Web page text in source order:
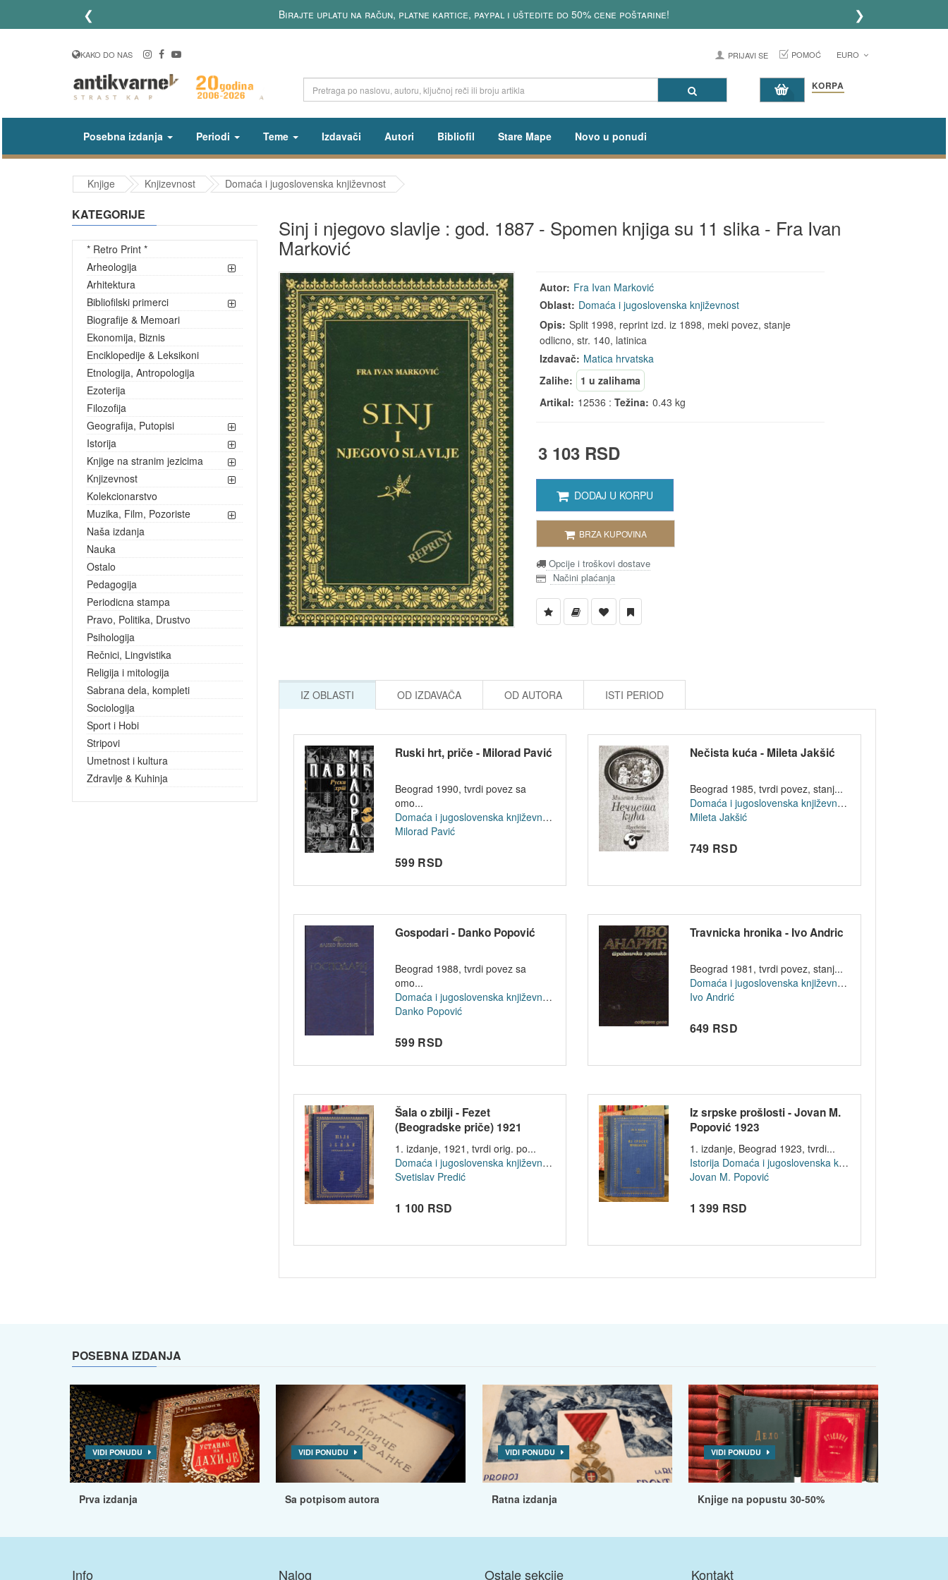
❮ Birajte uplatu na račun, platne kartice, paypal i uštedite do 50% cene poštarine! ❯
KAKO DO NAS PRIJAVI SE POMOĆ EURO
KORPA
Posebna izdanja Periodi Teme Izdavači Autori Bibliofil Stare Mape Novo u ponudi
Knjige Knjizevnost Domaća i jugoslovenska književnost
KATEGORIJE
* Retro Print *
Arheologija
Arhitektura
Bibliofilski primerci
Biografije & Memoari
Ekonomija, Biznis
Enciklopedije & Leksikoni
Etnologija, Antropologija
Ezoterija
Filozofija
Geografija, Putopisi
Istorija
Knjige na stranim jezicima
Knjizevnost
Kolekcionarstvo
Muzika, Film, Pozoriste
Naša izdanja
Nauka
Ostalo
Pedagogija
Periodicna stampa
Pravo, Politika, Drustvo
Psihologija
Rečnici, Lingvistika
Religija i mitologija
Sabrana dela, kompleti
Sociologija
Sport i Hobi
Stripovi
Umetnost i kultura
Zdravlje & Kuhinja
Sinj i njegovo slavlje : god. 1887 - Spomen knjiga su 11 slika - Fra Ivan
Marković
Autor: Fra Ivan Marković
Oblast: Domaća i jugoslovenska književnost
Opis: Split 1998, reprint izd. iz 1898, meki povez, stanje
odlicno, str. 140, latinica
Izdavač: Matica hrvatska
Zalihe:
1 u zalihama
Artikal: 12536 :Težina: 0.43 kg
3 103 RSD
DODAJ U KORPU
BRZA KUPOVINA
Opcije i troškovi dostave
Načini plaćanja
IZ OBLASTI OD IZDAVAČA OD AUTORA ISTI PERIOD
Ruski hrt, priče - Milorad Pavić
Beograd 1990, tvrdi povez sa
omo...
Domaća i jugoslovenska književnost
Milorad Pavić
599 RSD
Nečista kuća - Mileta Jakšić
Beograd 1985, tvrdi povez, stanj...
Domaća i jugoslovenska književnost
Mileta Jakšić
749 RSD
Gospodari - Danko Popović
Beograd 1988, tvrdi povez sa
omo...
Domaća i jugoslovenska književnost
Danko Popović
599 RSD
Travnicka hronika - Ivo Andric
Beograd 1981, tvrdi povez, stanj...
Domaća i jugoslovenska književnost
Ivo Andrić
649 RSD
Šala o zbilji - Fezet
(Beogradske priče) 1921
1. izdanje, 1921, tvrdi orig. po...
Domaća i jugoslovenska književnost
Svetislav Predić
1 100 RSD
Iz srpske prošlosti - Jovan M.
Popović 1923
1. izdanje, Beograd 1923, tvrdi...
Istorija Domaća i jugoslovenska književnost
Jovan M. Popović
1 399 RSD
POSEBNA IZDANJA
VIDI PONUDU
Prva izdanja
VIDI PONUDU
Sa potpisom autora
VIDI PONUDU
Ratna izdanja
VIDI PONUDU
Knjige na popustu 30-50%
Info Nalog Ostale sekcije Kontakt